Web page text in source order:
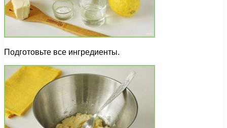
Подготовьте все ингредиенты.